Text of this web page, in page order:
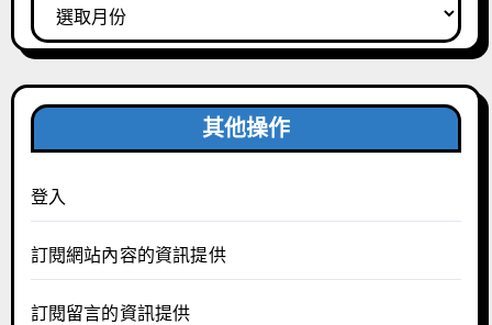
整
其他操作
登入
訂閱網站內容的資訊提供
訂閱留言的資訊提供